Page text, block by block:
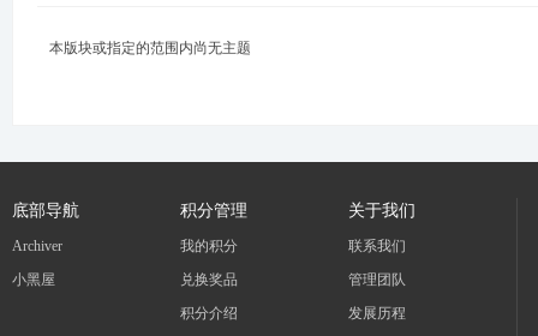
本版块或指定的范围内尚无主题
底部导航
Archiver
小黑屋
积分管理
我的积分
兑换奖品
积分介绍
关于我们
联系我们
管理团队
发展历程